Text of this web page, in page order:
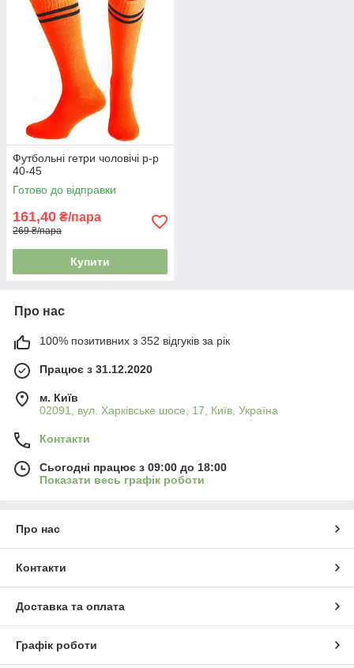
Футбольні гетри чоловічі р-р
40-45
Готово до відправки
161,40 ₴/пара
269 ₴/пара
Купити
Про нас
100% позитивних з 352 відгуків за рік
Працює з 31.12.2020
м. Київ
02091, вул. Харківське шосе, 17, Київ, Україна
Контакти
Сьогодні працює з 09:00 до 18:00
Показати весь графік роботи
Про нас
Контакти
Доставка та оплата
Графік роботи